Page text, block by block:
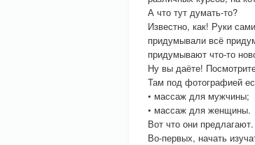
А что тут думать-то?
Известно, как! Руки
придумывали всё
придумывают что-то
Ну вы даёте!
Там под фотографией
• массаж для мужчины;
• массаж для женщины.
Вот что они предлагают.
Во-первых, начать